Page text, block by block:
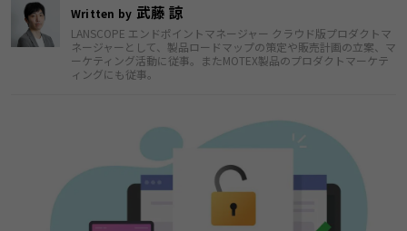
Written by 武藤 諒
LANSCOPE エンドポイントマネージャー クラウド版プロダクトマ
ネージャーとして、製品ロードマップの策定や販売計画の立案、マ
ーケティング活動に従事。またMOTEX製品のプロダクトマーケテ
ィングにも従事。